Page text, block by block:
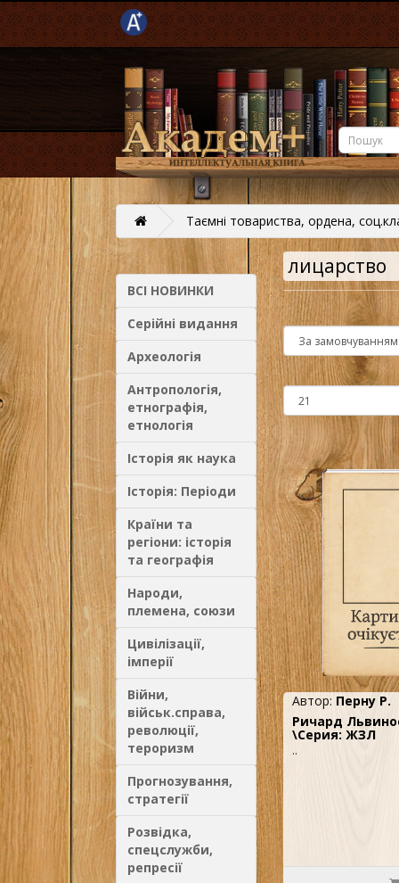
Таємні товариства, ордена,
ВСІ НОВИНКИ
Серійні видання
Археологія
Антропологія,
етнографія,
етнологія
Історія як наука
Історія: Періоди
Країни та
регіони: історія
та географія
Народи,
племена, союзи
Цивілізації,
імперії
Війни,
військ.справа,
революції,
тероризм
Прогнозування,
стратегії
Розвідка,
спецслужби,
репресії
лицарство
Автор: Перну Р.
Ричард
\Серия: ЖЗЛ
..